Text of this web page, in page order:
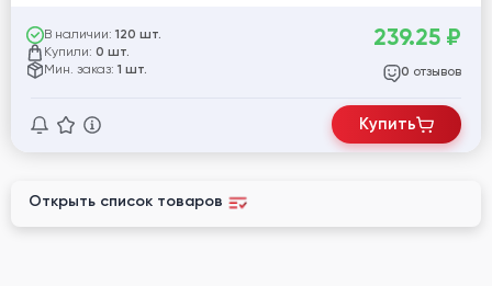
В наличии: 120 шт.
Купили: 0 шт.
Мин. заказ: 1 шт.
239.25 ₽
0 отзывов
Купить
Открыть список товаров